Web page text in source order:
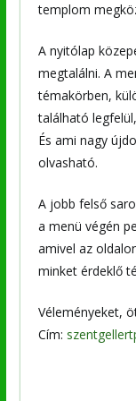
templom
A nyitólap
megtalálni. A
témakörben,
található
És ami nagy
olvasható.
A jobb felső
a menü végén
amivel az
minket érdeklő
Véleményeket,
Cím: